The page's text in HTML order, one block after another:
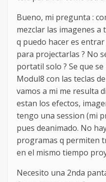
Bueno, mi pregunta :
mezclar las imagenes a
q puedo hacer es entrar
para projectarlas ? No
portatil solo ? Se que
Modul8 con las teclas
vamos a mi me resulta
estan los efectos,
tengo una session (mi
pues deanimado. No
programas q permiten
en el mismo tiempo
Necesito una 2nda